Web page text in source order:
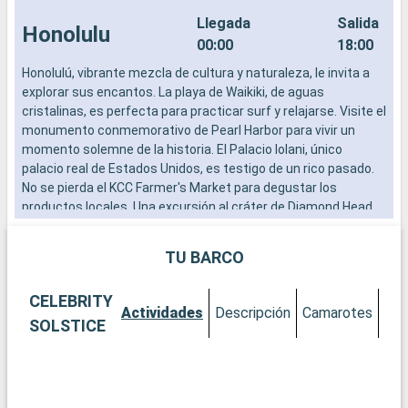
Honolulu
Llegada
00:00
Salida
18:00
Honolulú, vibrante mezcla de cultura y naturaleza, le invita a
explorar sus encantos. La playa de Waikiki, de aguas
cristalinas, es perfecta para practicar surf y relajarse. Visite el
monumento conmemorativo de Pearl Harbor para vivir un
momento solemne de la historia. El Palacio Iolani, único
palacio real de Estados Unidos, es testigo de un rico pasado.
No se pierda el KCC Farmer's Market para degustar los
productos locales. Una excursión al cráter de Diamond Head
TU BARCO
CELEBRITY
SOLSTICE
Actividades Descripción Camarotes